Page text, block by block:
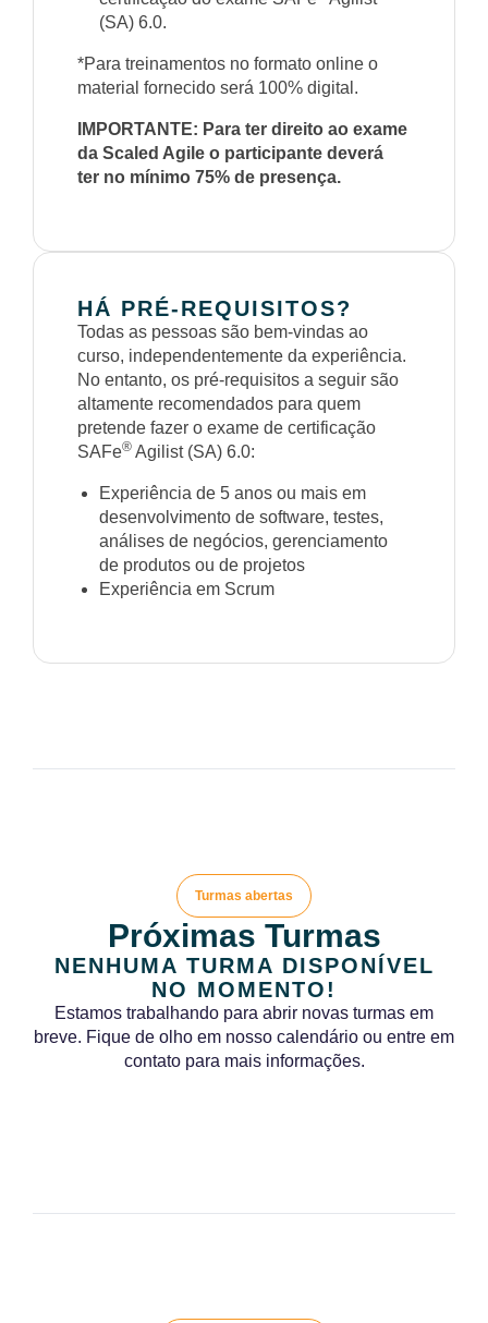
(SA) 6.0.
*Para treinamentos no formato online o
material fornecido será 100% digital.
IMPORTANTE: Para ter direito ao exame
da Scaled Agile o participante deverá
ter no mínimo 75% de presença.
HÁ PRÉ-REQUISITOS?
Todas as pessoas são bem-vindas ao
curso, independentemente da experiência.
No entanto, os pré-requisitos a seguir são
altamente recomendados para quem
pretende fazer o exame de certificação
SAFe® Agilist (SA) 6.0:
Experiência de 5 anos ou mais em
desenvolvimento de software, testes,
análises de negócios, gerenciamento
de produtos ou de projetos
Experiência em Scrum
Turmas abertas
Próximas Turmas
NENHUMA TURMA DISPONÍVEL
NO MOMENTO!
Estamos trabalhando para abrir novas turmas em
breve. Fique de olho em nosso calendário ou entre em
contato para mais informações.